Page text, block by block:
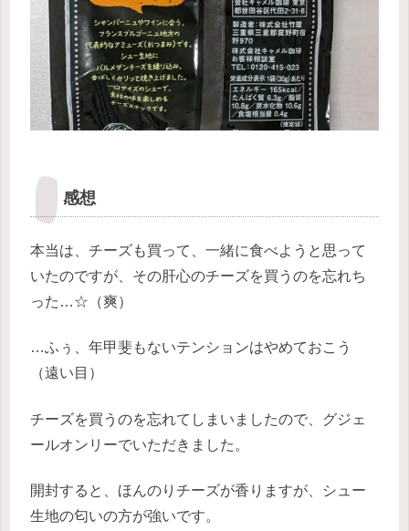
感想
本当は、チーズも買って、一緒に食べようと思って
いたのですが、その肝心のチーズを買うのを忘れち
った…☆（爽）
…ふぅ、年甲斐もないテンションはやめておこう
（遠い目）
チーズを買うのを忘れてしまいましたので、グジェ
ールオンリーでいただきました。
開封すると、ほんのりチーズが香りますが、シュー
生地の匂いの方が強いです。